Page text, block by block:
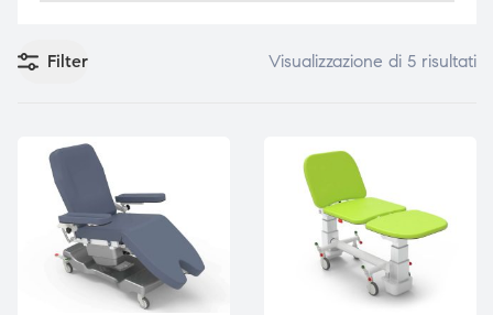
Filter Visualizzazione di 5 risultati